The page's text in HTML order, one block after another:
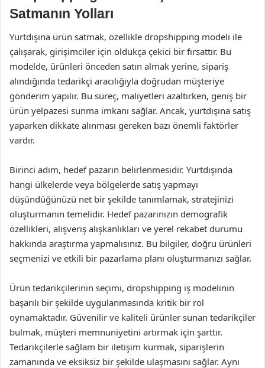
Satmanın Yolları
Yurtdışına ürün satmak, özellikle dropshipping modeli ile
çalışarak, girişimciler için oldukça çekici bir fırsattır. Bu
modelde, ürünleri önceden satın almak yerine, sipariş
alındığında tedarikçi aracılığıyla doğrudan müşteriye
gönderim yapılır. Bu süreç, maliyetleri azaltırken, geniş bir
ürün yelpazesi sunma imkanı sağlar. Ancak, yurtdışına satış
yaparken dikkate alınması gereken bazı önemli faktörler
vardır.
Birinci adım, hedef pazarın belirlenmesidir. Yurtdışında
hangi ülkelerde veya bölgelerde satış yapmayı
düşündüğünüzü net bir şekilde tanımlamak, stratejinizi
oluşturmanın temelidir. Hedef pazarınızın demografik
özellikleri, alışveriş alışkanlıkları ve yerel rekabet durumu
hakkında araştırma yapmalısınız. Bu bilgiler, doğru ürünleri
seçmenizi ve etkili bir pazarlama planı oluşturmanızı sağlar.
Ürün tedarikçilerinin seçimi, dropshipping iş modelinin
başarılı bir şekilde uygulanmasında kritik bir rol
oynamaktadır. Güvenilir ve kaliteli ürünler sunan tedarikçiler
bulmak, müşteri memnuniyetini artırmak için şarttır.
Tedarikçilerle sağlam bir iletişim kurmak, siparişlerin
zamanında ve eksiksiz bir şekilde ulaşmasını sağlar. Aynı